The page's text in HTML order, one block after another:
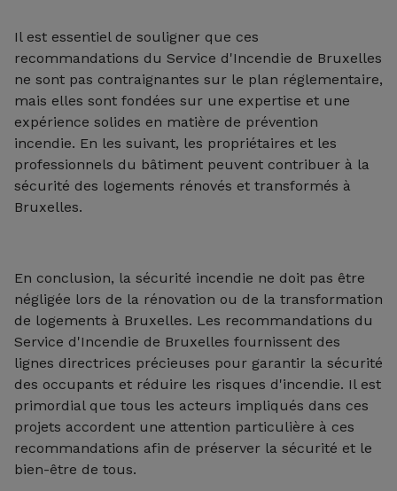
Il est essentiel de souligner que ces
recommandations du Service d'Incendie de Bruxelles
ne sont pas contraignantes sur le plan réglementaire,
mais elles sont fondées sur une expertise et une
expérience solides en matière de prévention
incendie. En les suivant, les propriétaires et les
professionnels du bâtiment peuvent contribuer à la
sécurité des logements rénovés et transformés à
Bruxelles.
En conclusion, la sécurité incendie ne doit pas être
négligée lors de la rénovation ou de la transformation
de logements à Bruxelles. Les recommandations du
Service d'Incendie de Bruxelles fournissent des
lignes directrices précieuses pour garantir la sécurité
des occupants et réduire les risques d'incendie. Il est
primordial que tous les acteurs impliqués dans ces
projets accordent une attention particulière à ces
recommandations afin de préserver la sécurité et le
bien-être de tous.